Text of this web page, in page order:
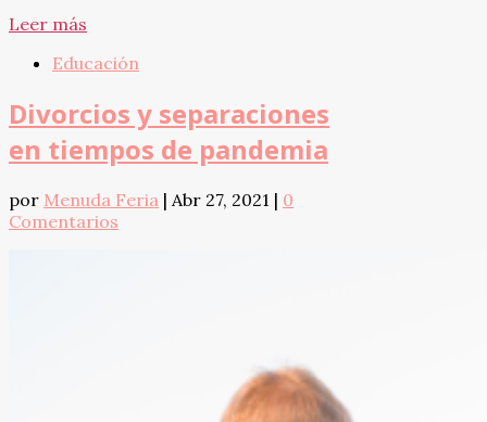
Leer más
Educación
Divorcios y separaciones
en tiempos de pandemia
por Menuda Feria | Abr 27, 2021 | 0
Comentarios